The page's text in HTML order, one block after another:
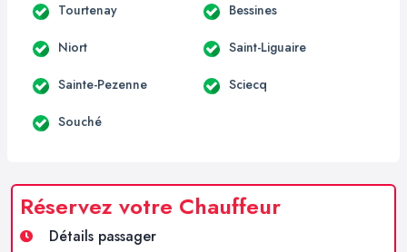
Tourtenay Bessines
Niort Saint-Liguaire
Sainte-Pezenne Sciecq
Souché
Réservez votre Chauffeur
Détails passager